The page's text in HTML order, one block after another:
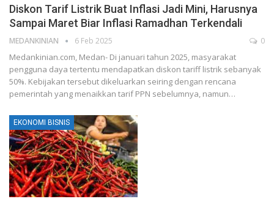
Diskon Tarif Listrik Buat Inflasi Jadi Mini, Harusnya
Sampai Maret Biar Inflasi Ramadhan Terkendali
MEDANKINIAN 6 Feb 2025 0
Medankinian.com, Medan- Di januari tahun 2025, masyarakat
pengguna daya tertentu mendapatkan diskon tariff listrik sebanyak
50%. Kebijakan tersebut dikeluarkan seiring dengan rencana
pemerintah yang menaikkan tarif PPN sebelumnya, namun…
EKONOMI BISNIS